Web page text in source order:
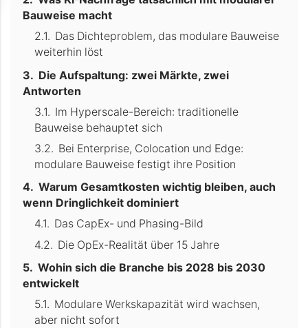
Bauweise macht
Das Dichteproblem, das modulare Bauweise
weiterhin löst
Die Aufspaltung: zwei Märkte, zwei
Antworten
Im Hyperscale-Bereich: traditionelle
Bauweise behauptet sich
Bei Enterprise, Colocation und Edge:
modulare Bauweise festigt ihre Position
Warum Gesamtkosten wichtig bleiben, auch
wenn Dringlichkeit dominiert
Das CapEx- und Phasing-Bild
Die OpEx-Realität über 15 Jahre
Wohin sich die Branche bis 2028 bis 2030
entwickelt
Modulare Werkskapazität wird wachsen,
aber nicht sofort